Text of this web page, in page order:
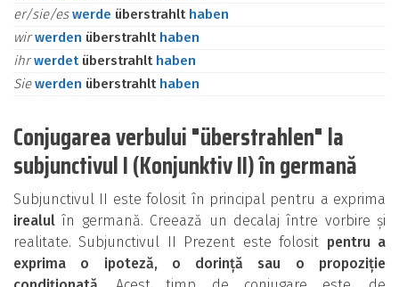
er/sie/eswerde überstrahlt haben
wirwerden überstrahlt haben
ihrwerdet überstrahlt haben
Siewerden überstrahlt haben
Conjugarea verbului "überstrahlen" la
subjunctivul I (Konjunktiv II) în germană
Subjunctivul II este folosit în principal pentru a exprima
irealul în germană. Creează un decalaj între vorbire și
realitate. Subjunctivul II Prezent este folosit pentru a
exprima o ipoteză, o dorință sau o propoziție